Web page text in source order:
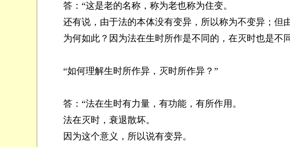
答：“这是老的名称，称为老也称为住变。
还有说，由于法的本体没有变异，所以称为不变异；但由
为何如此？因为法在生时所作是不同的，在灭时也是不
“如何理解生时所作异，灭时所作异？”
答：“法在生时有力量，有功能，有所作用。
法在灭时，衰退散坏。
因为这个意义，所以说有变异。